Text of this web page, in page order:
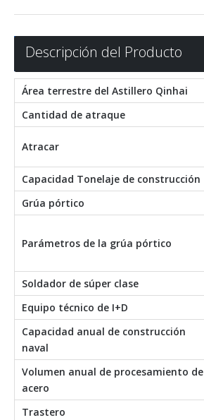
Descripción del Producto
Área terrestre del Astillero Qinhai
Cantidad de atraque
Atracar
Capacidad Tonelaje de construcción
Grúa pórtico
Parámetros de la grúa pórtico
Soldador de súper clase
Equipo técnico de I+D
Capacidad anual de construcción
naval
Volumen anual de procesamiento de
acero
Trastero